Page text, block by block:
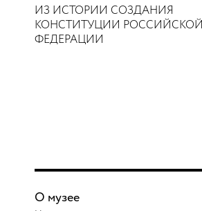
ИЗ ИСТОРИИ СОЗДАНИЯ
КОНСТИТУЦИИ РОССИЙСКОЙ
ФЕДЕРАЦИИ
О музее